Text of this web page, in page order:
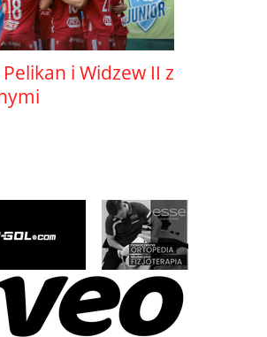
i Widzew II z